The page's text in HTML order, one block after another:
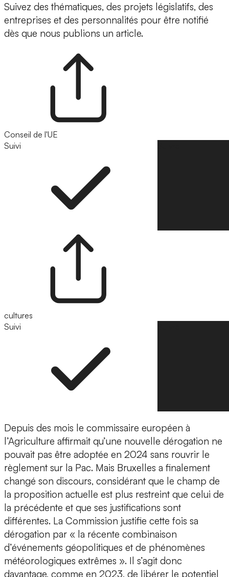
Suivez des thématiques, des projets législatifs, des
entreprises et des personnalités pour être notifié
dès que nous publions un article.
Conseil de l'UE
Suivi
cultures
Suivi
Depuis des mois le commissaire européen à
l’Agriculture affirmait qu’une nouvelle dérogation ne
pouvait pas être adoptée en 2024 sans rouvrir le
règlement sur la Pac. Mais Bruxelles a finalement
changé son discours, considérant que le champ de
la proposition actuelle est plus restreint que celui de
la précédente et que ses justifications sont
différentes. La Commission justifie cette fois sa
dérogation par « la récente combinaison
d’événements géopolitiques et de phénomènes
météorologiques extrêmes ». Il s’agit donc
davantage, comme en 2023, de libérer le potentiel